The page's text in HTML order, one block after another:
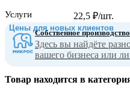
22,5 ₽/шт.
Цены для новых клиентов
Услуги
Собственное производство
Здесь вы найдёте
вашего бизнеса или
Товар находится в